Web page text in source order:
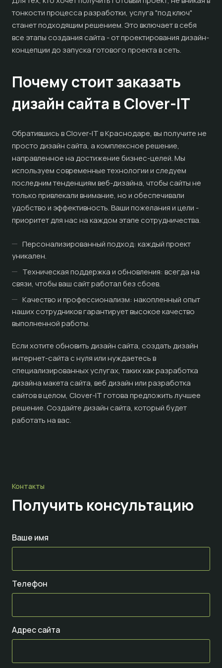
тонкости процесса разработки, услуга "под ключ"
станет подходящим решением. Это включает в себя
все этапы создания сайта - от проектирования дизайн-
концепции до запуска готового проекта в сеть.
Почему стоит заказать
дизайн сайта в Clover-IT
Обратившись в Clover-IT в Краснодаре, вы получите не
просто дизайн сайта, а комплексное решение,
направленное на достижение бизнес-целей. Мы
используем современные технологии и следуем
последним тенденциям веб-дизайна, чтобы сайты не
только привлекали внимание, но и обеспечивали
удобство и эффективность. Ваши пожелания и цели -
приоритет для нас на каждом этапе сотрудничества.
Персонализированный подход: каждый проект
уникален.
Техническая поддержка и обновления: всегда на
связи, чтобы ваш сайт работал без сбоев.
Качество и профессионализм: накопленный опыт
наших сотрудников гарантирует высокое качество
выполненной работы.
Если хотите обновить дизайн сайта, создать дизайн
интернет-сайта с нуля или нуждаетесь в
специализированных услугах, таких как разработка
дизайна макета сайта, веб дизайн или разработка
сайтов в целом, Clover-IT готова предложить лучшее
решение. Создайте дизайн сайта, который будет
работать на вас.
Контакты
Получить консультацию
Ваше имя
Телефон
Адрес сайта